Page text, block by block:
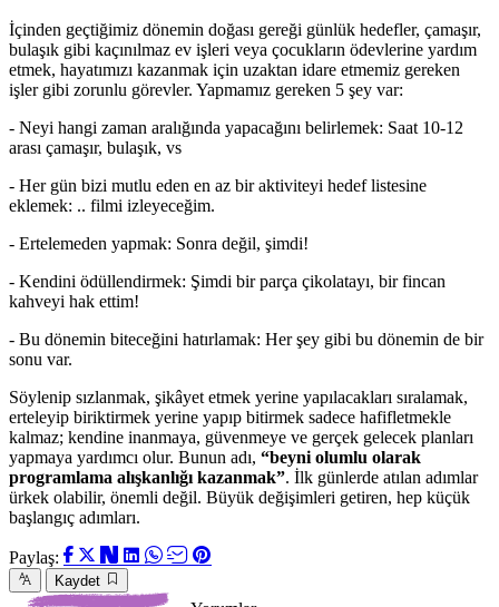
İçinden geçtiğimiz dönemin doğası gereği günlük hedefler, çamaşır,
bulaşık gibi kaçınılmaz ev işleri veya çocukların ödevlerine yardım
etmek, hayatımızı kazanmak için uzaktan idare etmemiz gereken
işler gibi zorunlu görevler. Yapmamız gereken 5 şey var:
- Neyi hangi zaman aralığında yapacağını belirlemek: Saat 10-12
arası çamaşır, bulaşık, vs
- Her gün bizi mutlu eden en az bir aktiviteyi hedef listesine
eklemek: .. filmi izleyeceğim.
- Ertelemeden yapmak: Sonra değil, şimdi!
- Kendini ödüllendirmek: Şimdi bir parça çikolatayı, bir fincan
kahveyi hak ettim!
- Bu dönemin biteceğini hatırlamak: Her şey gibi bu dönemin de bir
sonu var.
Söylenip sızlanmak, şikâyet etmek yerine yapılacakları sıralamak,
erteleyip biriktirmek yerine yapıp bitirmek sadece hafifletmekle
kalmaz; kendine inanmaya, güvenmeye ve gerçek gelecek planları
yapmaya yardımcı olur. Bunun adı, “beyni olumlu olarak
programlama alışkanlığı kazanmak”. İlk günlerde atılan adımlar
ürkek olabilir, önemli değil. Büyük değişimleri getiren, hep küçük
başlangıç adımları.
Paylaş:
Kaydet